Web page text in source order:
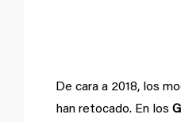
De cara a 2018, los
han retocado. En los